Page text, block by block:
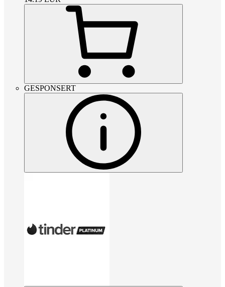
GESPONSERT